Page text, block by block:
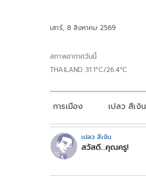
เสาร์, 8 สิงหาคม 2569
สภาพอากาศวันนี้
THAILAND 31.1°C/26.4°C
การเมือง เปลว สีเงิน
เปลว สีเงิน
สวัสดี...คุณครู!